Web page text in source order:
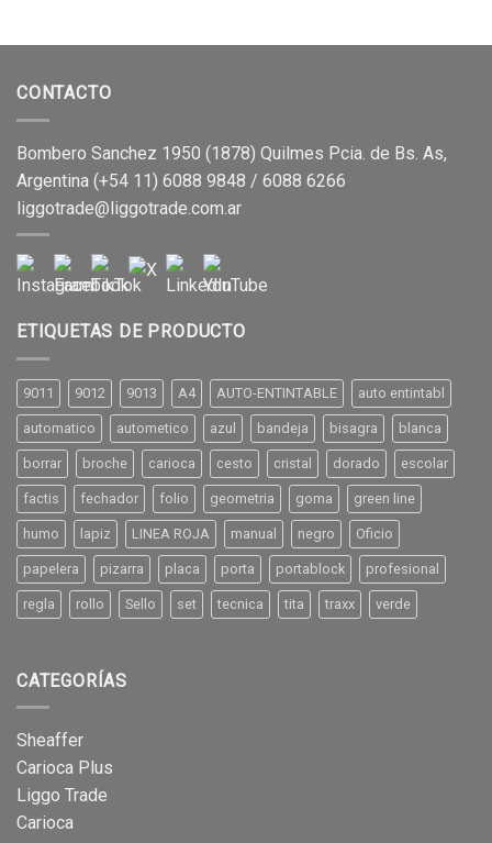
CONTACTO
Bombero Sanchez 1950 (1878) Quilmes Pcia. de Bs. As,
Argentina (+54 11) 6088 9848 / 6088 6266
liggotrade@liggotrade.com.ar
ETIQUETAS DE PRODUCTO
9011 9012 9013 A4 AUTO-ENTINTABLE auto entintabl
automatico autometico azul bandeja bisagra blanca
borrar broche carioca cesto cristal dorado escolar
factis fechador folio geometria goma green line
humo lapiz LINEA ROJA manual negro Oficio
papelera pizarra placa porta portablock profesional
regla rollo Sello set tecnica tita traxx verde
CATEGORÍAS
Sheaffer
Carioca Plus
Liggo Trade
Carioca